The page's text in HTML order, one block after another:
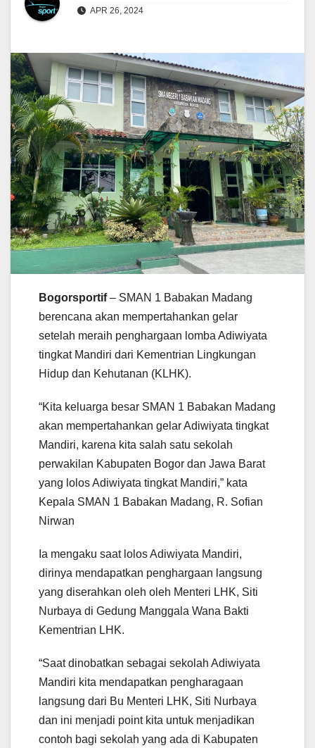
APR 26, 2024
Bogorsportif– SMAN 1 Babakan Madang
berencana akan mempertahankan gelar
setelah meraih penghargaan lomba Adiwiyata
tingkat Mandiri dari Kementrian Lingkungan
Hidup dan Kehutanan (KLHK).
“Kita keluarga besar SMAN 1 Babakan Madang
akan mempertahankan gelar Adiwiyata tingkat
Mandiri, karena kita salah satu sekolah
perwakilan Kabupaten Bogor dan Jawa Barat
yang lolos Adiwiyata tingkat Mandiri,” kata
Kepala SMAN 1 Babakan Madang, R. Sofian
Nirwan
Ia mengaku saat lolos Adiwiyata Mandiri,
dirinya mendapatkan penghargaan langsung
yang diserahkan oleh oleh Menteri LHK, Siti
Nurbaya di Gedung Manggala Wana Bakti
Kementrian LHK.
“Saat dinobatkan sebagai sekolah Adiwiyata
Mandiri kita mendapatkan pengharagaan
langsung dari Bu Menteri LHK, Siti Nurbaya
dan ini menjadi point kita untuk menjadikan
contoh bagi sekolah yang ada di Kabupaten